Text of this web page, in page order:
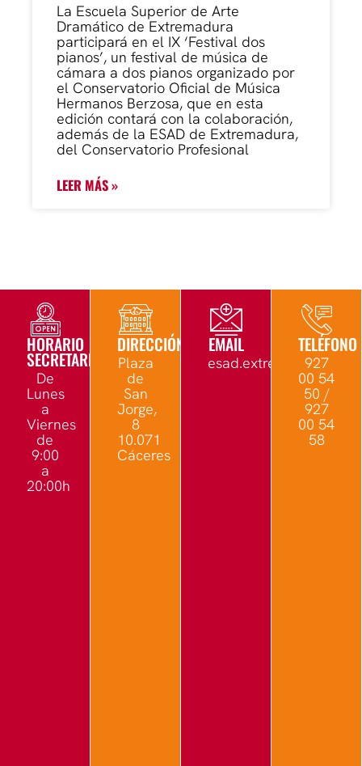
La Escuela Superior de Arte
Dramático de Extremadura
participará en el IX ‘Festival dos
pianos’, un festival de música de
cámara a dos pianos organizado por
el Conservatorio Oficial de Música
Hermanos Berzosa, que en esta
edición contará con la colaboración,
además de la ESAD de Extremadura,
del Conservatorio Profesional
LEER MÁS »
HORARIO
SECRETARÍA
De
Lunes
a
Viernes
de
9:00
a
20:00h
DIRECCIÓN
Plaza
de
San
Jorge,
8
10.071
Cáceres
EMAIL TELÉFONO
927
00 54
50 /
927
00 54
58